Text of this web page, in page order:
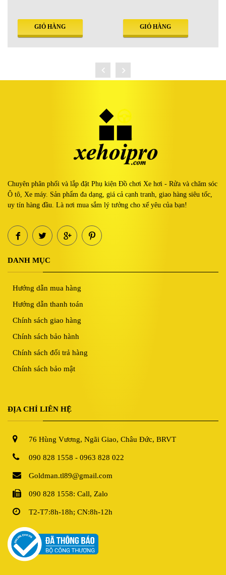
GIỎ HÀNG GIỎ HÀNG
Chuyên phân phối và lắp đặt Phụ kiện Đồ chơi Xe hơi - Rửa và chăm sóc
Ô tô, Xe máy. Sản phẩm đa dạng, giá cả cạnh tranh, giao hàng siêu tốc,
uy tín hàng đầu. Là nơi mua sắm lý tưởng cho xế yêu của bạn!
DANH MỤC
Hướng dẫn mua hàng
Hướng dẫn thanh toán
Chính sách giao hàng
Chính sách bảo hành
Chính sách đổi trả hàng
Chính sách bảo mật
ĐỊA CHỈ LIÊN HỆ
76 Hùng Vương, Ngãi Giao, Châu Đức, BRVT
090 828 1558 - 0963 828 022
Goldman.tl89@gmail.com
090 828 1558: Call, Zalo
T2-T7:8h-18h; CN:8h-12h